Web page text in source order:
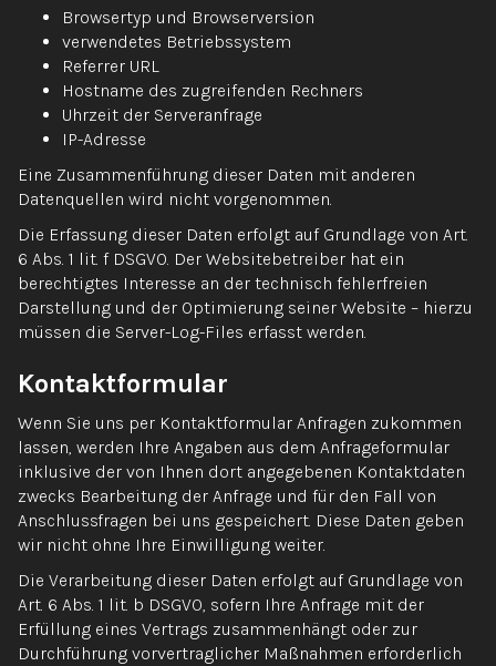
Browsertyp und Browserversion
verwendetes Betriebssystem
Referrer URL
Hostname des zugreifenden Rechners
Uhrzeit der Serveranfrage
IP-Adresse
Eine Zusammenführung dieser Daten mit anderen
Datenquellen wird nicht vorgenommen.
Die Erfassung dieser Daten erfolgt auf Grundlage von Art.
6 Abs. 1 lit. f DSGVO. Der Websitebetreiber hat ein
berechtigtes Interesse an der technisch fehlerfreien
Darstellung und der Optimierung seiner Website – hierzu
müssen die Server-Log-Files erfasst werden.
Kontaktformular
Wenn Sie uns per Kontaktformular Anfragen zukommen
lassen, werden Ihre Angaben aus dem Anfrageformular
inklusive der von Ihnen dort angegebenen Kontaktdaten
zwecks Bearbeitung der Anfrage und für den Fall von
Anschlussfragen bei uns gespeichert. Diese Daten geben
wir nicht ohne Ihre Einwilligung weiter.
Die Verarbeitung dieser Daten erfolgt auf Grundlage von
Art. 6 Abs. 1 lit. b DSGVO, sofern Ihre Anfrage mit der
Erfüllung eines Vertrags zusammenhängt oder zur
Durchführung vorvertraglicher Maßnahmen erforderlich